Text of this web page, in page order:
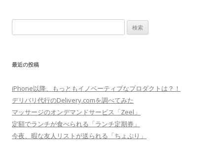
索
最近の投稿
iPhone以降、もっともイノベーティブなプロダクトは？！
デリバリ代行のDelivery.comを調べてみた
マッサージのオンデマンドサービス「Zeel」
定額でランチが食べられる「ランチ定期券」
今夜、暇な友人リストが送られる「ちょぷり」